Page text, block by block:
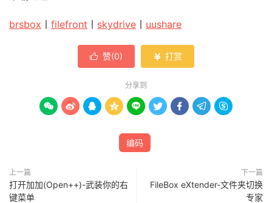
brsbox filefront skydrive uushare
 赞(0)  打赏
分享到
        
编码
上一篇
打开加加(Open++)-武装你的右
键菜单
下一篇
FileBox eXtender-文件夹切换
专家